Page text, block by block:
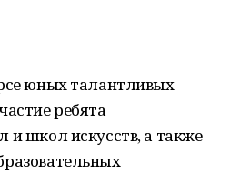
юных талантливых
ребята
школ искусств, а также